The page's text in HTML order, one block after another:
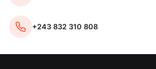
+243 832 310 808